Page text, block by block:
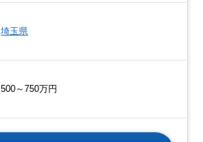
埼玉県
500～750万円